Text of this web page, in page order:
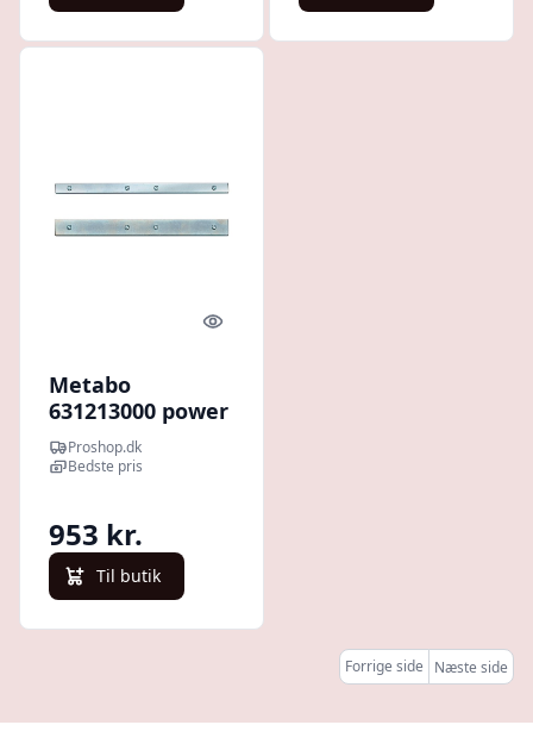
Quick look
Metabo
631213000 power
jigsaw accessory
Proshop.dk
Bedste pris
953 kr.
Til butik
Forrige side Næste side